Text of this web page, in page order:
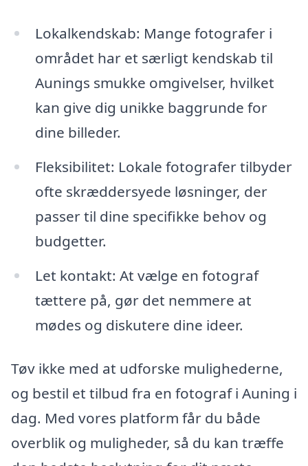
Lokalkendskab: Mange fotografer i
området har et særligt kendskab til
Aunings smukke omgivelser, hvilket
kan give dig unikke baggrunde for
dine billeder.
Fleksibilitet: Lokale fotografer tilbyder
ofte skræddersyede løsninger, der
passer til dine specifikke behov og
budgetter.
Let kontakt: At vælge en fotograf
tættere på, gør det nemmere at
mødes og diskutere dine ideer.
Tøv ikke med at udforske mulighederne,
og bestil et tilbud fra en fotograf i Auning i
dag. Med vores platform får du både
overblik og muligheder, så du kan træffe